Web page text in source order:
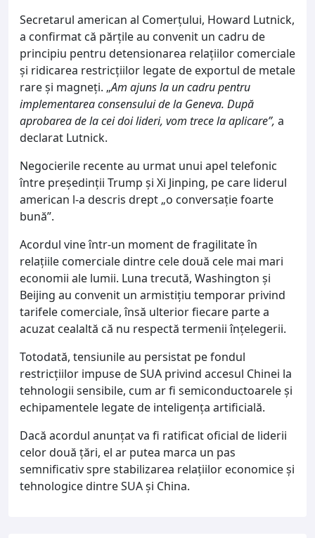
Secretarul american al Comerțului, Howard Lutnick,
a confirmat că părțile au convenit un cadru de
principiu pentru detensionarea relațiilor comerciale
și ridicarea restricțiilor legate de exportul de metale
rare și magneți. „Am ajuns la un cadru pentru
implementarea consensului de la Geneva. După
aprobarea de la cei doi lideri, vom trece la aplicare”, a
declarat Lutnick.
Negocierile recente au urmat unui apel telefonic
între președinții Trump și Xi Jinping, pe care liderul
american l-a descris drept „o conversație foarte
bună”.
Acordul vine într-un moment de fragilitate în
relațiile comerciale dintre cele două cele mai mari
economii ale lumii. Luna trecută, Washington și
Beijing au convenit un armistițiu temporar privind
tarifele comerciale, însă ulterior fiecare parte a
acuzat cealaltă că nu respectă termenii înțelegerii.
Totodată, tensiunile au persistat pe fondul
restricțiilor impuse de SUA privind accesul Chinei la
tehnologii sensibile, cum ar fi semiconductoarele și
echipamentele legate de inteligența artificială.
Dacă acordul anunțat va fi ratificat oficial de liderii
celor două țări, el ar putea marca un pas
semnificativ spre stabilizarea relațiilor economice și
tehnologice dintre SUA și China.